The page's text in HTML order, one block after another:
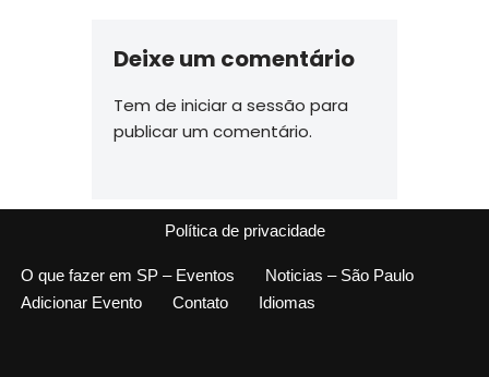
Deixe um comentário
Tem de iniciar a sessão para
publicar um comentário.
Política de privacidade
O que fazer em SP – Eventos
Noticias – São Paulo
Adicionar Evento
Contato Idiomas